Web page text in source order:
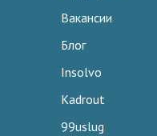
Вакансии
Блог
Insolvo
Kadrout
99uslug